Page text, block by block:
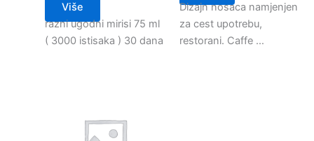
Više
razni ugodni mirisi 75 ml
( 3000 istisaka ) 30 dana
Dizajn nosaca namjenjen
za cest upotrebu,
restorani. Caffe …